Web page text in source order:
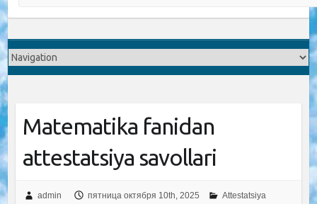
Matematika fanidan
attestatsiya savollari
admin пятница октября 10th, 2025
Attestatsiya